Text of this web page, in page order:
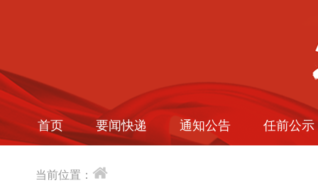
首页 要闻快递 通知公告 任前公示
当前位置：